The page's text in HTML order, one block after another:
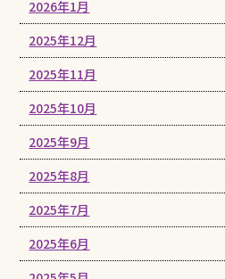
2026年1月
2025年12月
2025年11月
2025年10月
2025年9月
2025年8月
2025年7月
2025年6月